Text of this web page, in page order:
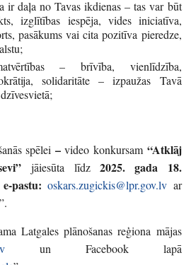
ir daļa no Tavas ikdienas – tas var būt
izglītības iespēja, vides iniciatīva,
pasākums vai cita pozitīva pieredze,
– brīvība, vienlīdzība,
solidaritāte – izpaužas Tavā
spēlei –video konkursam “Atklāj
jāiesūta līdz2025. gada 18.
pastu: oskars.zugickis@lpr.gov.lv ar
Latgales plānošanas reģiona mājas
un Facebook lapā